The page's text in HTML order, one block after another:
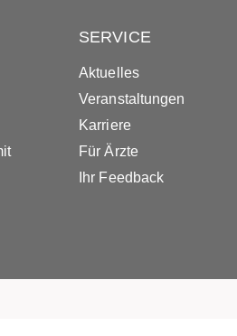
SERVICE
Aktuelles
Veranstaltungen
Karriere
Für Ärzte
Ihr Feedback